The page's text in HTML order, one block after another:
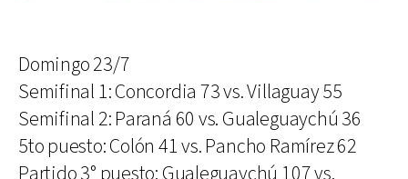
Domingo 23/7
Semifinal 1: Concordia 73 vs. Villaguay 55
Semifinal 2: Paraná 60 vs. Gualeguaychú 36
5to puesto: Colón 41 vs. Pancho Ramírez 62